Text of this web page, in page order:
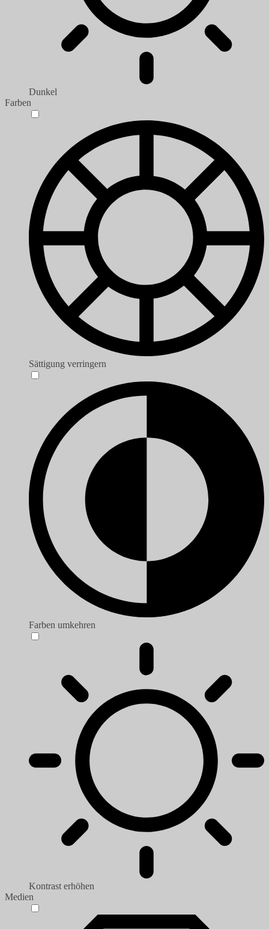
Dunkel
Farben
Sättigung verringern
Farben umkehren
Kontrast erhöhen
Medien